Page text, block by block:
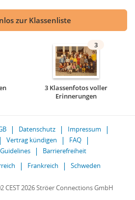
zur Klassenliste
3
3 Klassenfotos voller
Erinnerungen
Datenschutz
Impressum
Vertrag kündigen
FAQ
Barrierefreiheit
Frankreich Schweden
CEST 2026 Ströer Connections GmbH